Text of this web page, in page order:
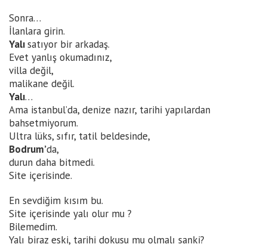
Sonra…
İlanlara girin.
Yalısatıyor bir arkadaş.
Evet yanlış okumadınız,
villa değil,
malikane değil.
Yalı…
Ama istanbul’da, denize nazır, tarihi yapılardan
bahsetmiyorum.
Ultra lüks, sıfır, tatil beldesinde,
Bodrum’da,
durun daha bitmedi.
Site içerisinde.
En sevdiğim kısım bu.
Site içerisinde yalı olur mu ?
Bilemedim.
Yalı biraz eski, tarihi dokusu mu olmalı sanki?